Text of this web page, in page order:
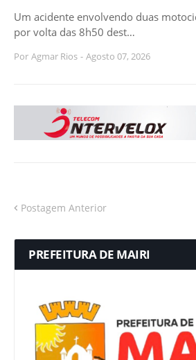
Um acidente envolvendo duas
por volta das 8h50 dest…
Por Agmar Rios - Agosto 07, 2026
Postagem Anterior
PREFEITURA DE MAIRI